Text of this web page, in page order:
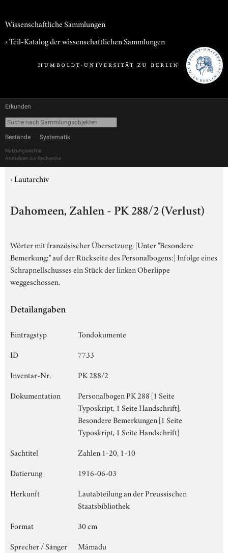
Wissenschaftliche Sammlungen
› Teil-Katalog der wissenschaftlichen Sammlungen
Erkunden
Bestände Systematik
Nutzungsrechte
Anmelden zur Recherche
›Lautarchiv
Dahomeen, Zahlen - PK 288/2 (Verlust)
Wörter mit französischer Übersetzung. [Unter "Besondere
Bemerkung:" auf der Rückseite des Personalbogens:] Infolge eines
Schrapnellschusses ein Stück der linken Oberlippe
weggeschossen.
Detailangaben
Eintragstyp
Tondokumente
ID
7733
Inventar-Nr.
PK 288/2
Dokumentation
Personalbogen PK 288 [1 Seite
Typoskript, 1 Seite Handschrift],
Besondere Bemerkungen [1 Seite
Typoskript, 1 Seite Handschrift]
Sachtitel
Zahlen 1-20, 1-10
Datierung
1916-06-03
Herkunft
Lautabteilung an der Preussischen
Staatsbibliothek
Format
30 cm
Sprecher / Sänger
Mámadu